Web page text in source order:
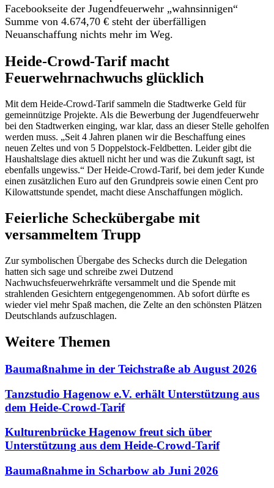
Facebookseite der Jugendfeuerwehr „wahnsinnigen“
Summe von 4.674,70 € steht der überfälligen
Neuanschaffung nichts mehr im Weg.
Heide-Crowd-Tarif macht
Feuerwehrnachwuchs glücklich
Mit dem Heide-Crowd-Tarif sammeln die Stadtwerke Geld für
gemeinnützige Projekte. Als die Bewerbung der Jugendfeuerwehr
bei den Stadtwerken einging, war klar, dass an dieser Stelle geholfen
werden muss. „Seit 4 Jahren planen wir die Beschaffung eines
neuen Zeltes und von 5 Doppelstock-Feldbetten. Leider gibt die
Haushaltslage dies aktuell nicht her und was die Zukunft sagt, ist
ebenfalls ungewiss.“ Der Heide-Crowd-Tarif, bei dem jeder Kunde
einen zusätzlichen Euro auf den Grundpreis sowie einen Cent pro
Kilowattstunde spendet, macht diese Anschaffungen möglich.
Feierliche Scheckübergabe mit
versammeltem Trupp
Zur symbolischen Übergabe des Schecks durch die Delegation
hatten sich sage und schreibe zwei Dutzend
Nachwuchsfeuerwehrkräfte versammelt und die Spende mit
strahlenden Gesichtern entgegengenommen. Ab sofort dürfte es
wieder viel mehr Spaß machen, die Zelte an den schönsten Plätzen
Deutschlands aufzuschlagen.
Weitere Themen
Baumaßnahme in der Teichstraße ab August 2026
Tanzstudio Hagenow e.V. erhält Unterstützung aus
dem Heide-Crowd-Tarif
Kulturenbrücke Hagenow freut sich über
Unterstützung aus dem Heide-Crowd-Tarif
Baumaßnahme in Scharbow ab Juni 2026